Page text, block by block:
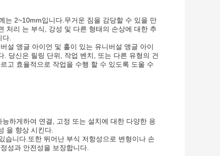
는 2~10mm입니다.무거운 짐을 감당할 수 있을 만
처리 는 부식, 강성 및 다른 형태의 손상에 대한 추
다.
설 앵글 아이언 및 홀이 있는 유니버설 앵글 아이
당신은 릴링 단위, 작업 벤치, 또는 다른 유형의 건
고 효율적으로 작업을 수행 할 수 있도록 도울 수
하게하여 연결, 고정 또는 설치에 대한 다양한 응
을 향상 시킨다.
습니다.또한 뛰어난 부식 저항성으로 변형이나 손
성과 안전성을 보장합니다.